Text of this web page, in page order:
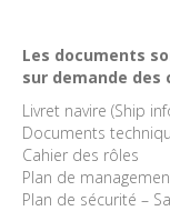
Les documents
sur demande des
Livret navire (Ship
Documents
Cahier des rôles
Plan de
Plan de sécurité –